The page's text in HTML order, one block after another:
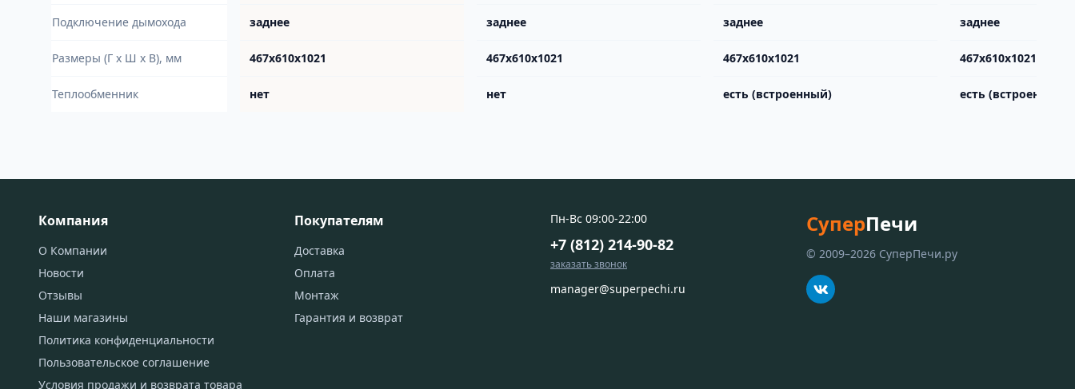
Подключение дымохода заднее заднее заднее заднее
Размеры (Г х Ш х В), мм 467х610х1021 467х610х1021 467х610х1021 467х610х1021
Теплообменник нет нет есть (встроенный) есть (встроенный)
Компания
О Компании
Новости
Отзывы
Наши магазины
Политика конфиденциальности
Пользовательское соглашение
Условия продажи и возврата товара
Покупателям
Доставка
Оплата
Монтаж
Гарантия и возврат
Пн-Вс 09:00-22:00
+7 (812) 214-90-82
заказать звонок
manager@superpechi.ru
СуперПечи
© 2009–2026 СуперПечи.ру